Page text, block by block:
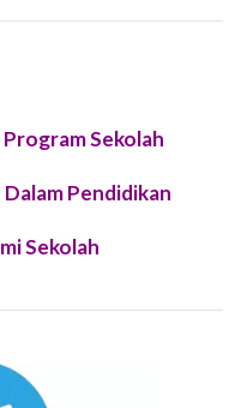
Sekolah
Pendidikan
Sekolah